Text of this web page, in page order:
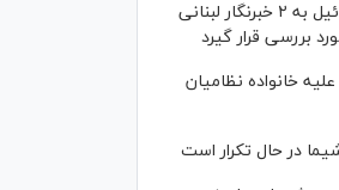
عفو بین‌الملل: حمله اسرائیل به ۲ خبرنگار لبنانی
بررسی قرار گیرد
خانواده نظامیان
در حال تکرار است